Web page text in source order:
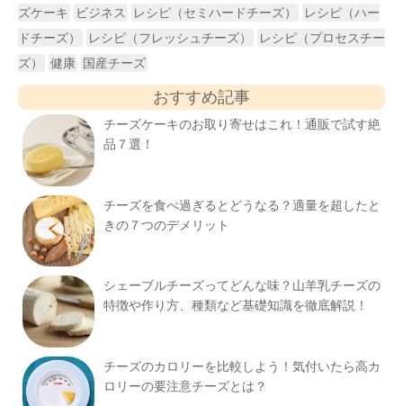
ズケーキ
ビジネス レシピ（セミハードチーズ）
レシピ（ハー
ドチーズ）
レシピ（フレッシュチーズ）
レシピ（プロセスチー
ズ）
健康 国産チーズ
おすすめ記事
チーズケーキのお取り寄せはこれ！通販で試す絶
品７選！
チーズを食べ過ぎるとどうなる？適量を超したと
きの７つのデメリット
シェーブルチーズってどんな味？山羊乳チーズの
特徴や作り方、種類など基礎知識を徹底解説！
チーズのカロリーを比較しよう！気付いたら高カ
ロリーの要注意チーズとは？